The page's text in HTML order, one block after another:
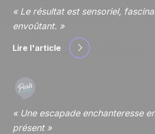
Le résultat est sensoriel,
envoûtant.
Lire l'article
Une escapade enchanteresse
présent